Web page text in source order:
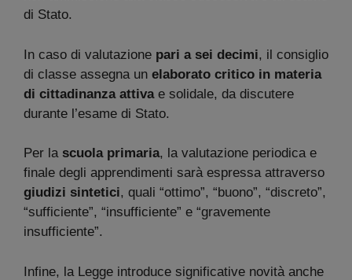
di Stato.
In caso di valutazione pari a sei decimi, il consiglio
di classe assegna un elaborato critico in materia
di cittadinanza attivae solidale, da discutere
durante l’esame di Stato.
Per la scuola primaria, la valutazione periodica e
finale degli apprendimenti sarà espressa attraverso
giudizi sintetici, quali “ottimo”, “buono”, “discreto”,
“sufficiente”, “insufficiente” e “gravemente
insufficiente”.
Infine, la Legge introduce significative novità anche